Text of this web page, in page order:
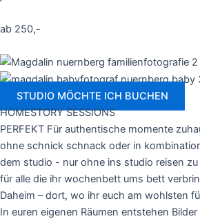
ab 250,-
STUDIO MÖCHTE ICH BUCHEN
HOMESTORY SESSIONS
PERFEKT Für authentische momente
ohne schnick schnack oder in
dem studio - nur ohne ins studio reisen zu
für alle die ihr wochenbett ums bett
Daheim – dort, wo ihr euch am wohlsten
In euren eigenen Räumen entstehen